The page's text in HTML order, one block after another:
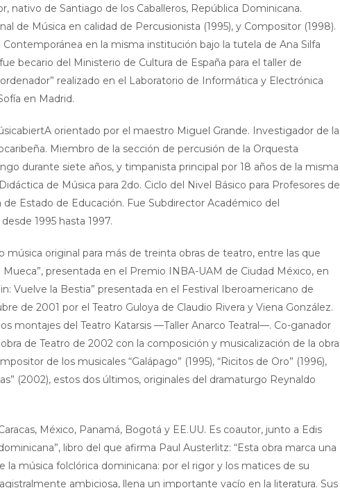
nativo de Santiago de los Caballeros, República Dominicana.
de Música en calidad de Percusionista (1995), y Compositor (1998).
Contemporánea en la misma institución bajo la tutela de Ana Silfa
becario del Ministerio de Cultura de España para el taller de
realizado en el Laboratorio de Informática y Electrónica
en Madrid.
orientado por el maestro Miguel Grande. Investigador de la
Miembro de la sección de percusión de la Orquesta
durante siete años, y timpanista principal por 18 años de la misma
de Música para 2do. Ciclo del Nivel Básico para Profesores de
de Estado de Educación. Fue Subdirector Académico del
1995 hasta 1997.
original para más de treinta obras de teatro, entre las que
Mueca”, presentada en el Premio INBA-UAM de Ciudad México, en
Vuelve la Bestia” presentada en el Festival Iberoamericano de
de 2001 por el Teatro Guloya de Claudio Rivera y Viena González.
montajes del Teatro Katarsis —Taller Anarco Teatral—. Co-ganador
de Teatro de 2002 con la composición y musicalización de la obra
de los musicales “Galápago” (1995), “Ricitos de Oro” (1996),
(2002), estos dos últimos, originales del dramaturgo Reynaldo
México, Panamá, Bogotá y EE.UU. Es coautor, junto a Edis
libro del que afirma Paul Austerlitz: “Esta obra marca una
la música folclórica dominicana: por el rigor y los matices de su
ambiciosa, llena un importante vacío en la literatura. Sus